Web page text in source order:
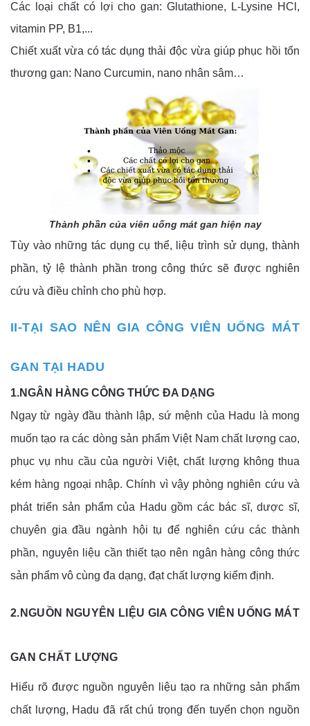
Các loại chất có lợi cho gan: Glutathione, L-Lysine HCl,
vitamin PP, B1,...
Chiết xuất vừa có tác dụng thải độc vừa giúp phục hồi tổn
thương gan: Nano Curcumin, nano nhân sâm…
Thành phần của viên uống mát gan hiện nay
Tùy vào những tác dụng cụ thể, liệu trình sử dụng, thành
phần, tỷ lệ thành phần trong công thức sẽ được nghiên
cứu và điều chỉnh cho phù hợp.
II-TẠI SAO NÊN GIA CÔNG VIÊN UỐNG MÁT
GAN TẠI HADU
1.NGÂN HÀNG CÔNG THỨC ĐA DẠNG
Ngay từ ngày đầu thành lập, sứ mệnh của Hadu là mong
muốn tạo ra các dòng sản phẩm Việt Nam chất lượng cao,
phục vụ nhu cầu của người Việt, chất lượng không thua
kém hàng ngoại nhập. Chính vì vậy phòng nghiên cứu và
phát triển sản phẩm của Hadu gồm các bác sĩ, dược sĩ,
chuyên gia đầu ngành hội tụ để nghiên cứu các thành
phần, nguyên liệu cần thiết tạo nên ngân hàng công thức
sản phẩm vô cùng đa dạng, đạt chất lượng kiểm định.
2.NGUỒN NGUYÊN LIỆU GIA CÔNG VIÊN UỐNG MÁT
GAN CHẤT LƯỢNG
Hiểu rõ được nguồn nguyên liệu tạo ra những sản phẩm
chất lượng, Hadu đã rất chú trọng đến tuyển chọn nguồn